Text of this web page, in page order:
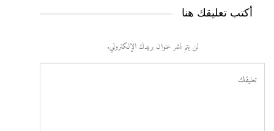
أكتب تعليقك هنا
لن يتم نشر عنوان بريدك الإلكتروني.